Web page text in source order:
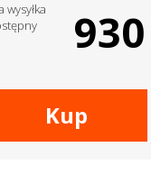
wysyłka
930
Kup